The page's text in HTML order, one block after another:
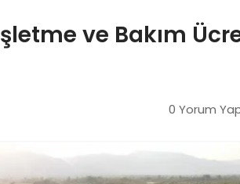
ve Bakım
0 Yorum